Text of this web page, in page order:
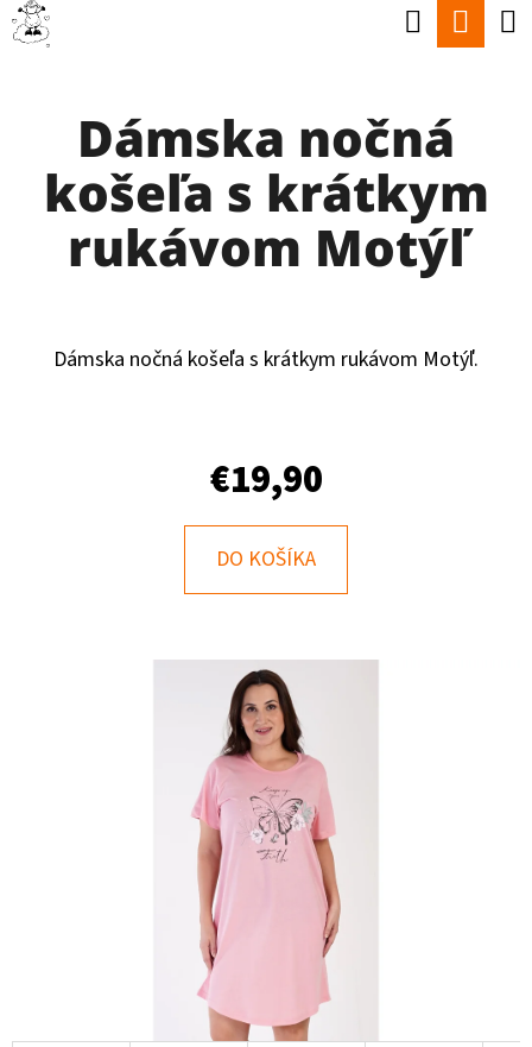
Prejsť
Hľadať
Dámska nočná
košeľa s krátkym
rukávom Motýľ
Dámska nočná košeľa s krátkym rukávom Motýľ.
€19,90
DO KOŠÍKA
K
O
HĽADAŤ